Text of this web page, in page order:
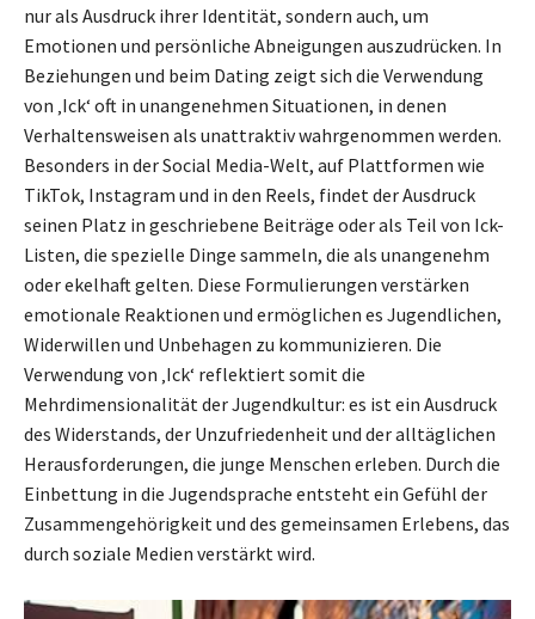
nur als Ausdruck ihrer Identität, sondern auch, um
Emotionen und persönliche Abneigungen auszudrücken. In
Beziehungen und beim Dating zeigt sich die Verwendung
von ‚Ick‘ oft in unangenehmen Situationen, in denen
Verhaltensweisen als unattraktiv wahrgenommen werden.
Besonders in der Social Media-Welt, auf Plattformen wie
TikTok, Instagram und in den Reels, findet der Ausdruck
seinen Platz in geschriebene Beiträge oder als Teil von Ick-
Listen, die spezielle Dinge sammeln, die als unangenehm
oder ekelhaft gelten. Diese Formulierungen verstärken
emotionale Reaktionen und ermöglichen es Jugendlichen,
Widerwillen und Unbehagen zu kommunizieren. Die
Verwendung von ‚Ick‘ reflektiert somit die
Mehrdimensionalität der Jugendkultur: es ist ein Ausdruck
des Widerstands, der Unzufriedenheit und der alltäglichen
Herausforderungen, die junge Menschen erleben. Durch die
Einbettung in die Jugendsprache entsteht ein Gefühl der
Zusammengehörigkeit und des gemeinsamen Erlebens, das
durch soziale Medien verstärkt wird.